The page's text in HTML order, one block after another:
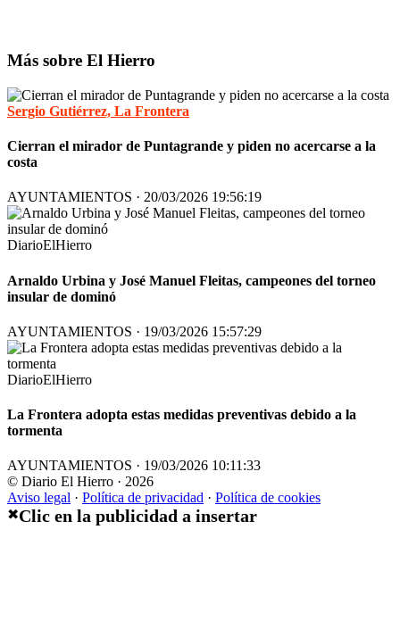
Más sobre El Hierro
Sergio Gutiérrez, La Frontera
Cierran el mirador de Puntagrande y piden no acercarse a la
costa
AYUNTAMIENTOS · 20/03/2026 19:56:19
DiarioElHierro
Arnaldo Urbina y José Manuel Fleitas, campeones del torneo
insular de dominó
AYUNTAMIENTOS · 19/03/2026 15:57:29
DiarioElHierro
La Frontera adopta estas medidas preventivas debido a la
tormenta
AYUNTAMIENTOS · 19/03/2026 10:11:33
© Diario El Hierro · 2026
Aviso legal · Política de privacidad · Política de cookies
✖Clic en la publicidad a insertar